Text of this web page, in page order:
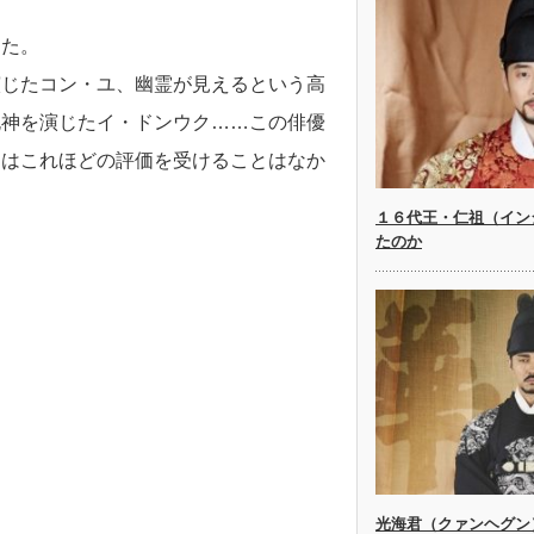
。
たコン・ユ、幽霊が見えるという高
神を演じたイ・ドンウク……この俳優
これほどの評価を受けることはなか
１６代王・仁祖（イ
たのか
光海君（クァンヘグ